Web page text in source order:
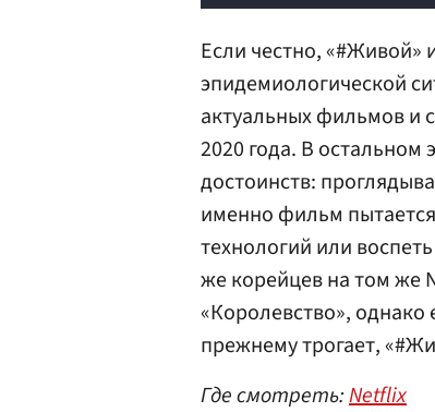
Если честно, «#Живой»
эпидемиологической
актуальных фильмов и
2020 года. В остальном
достоинств:
именно фильм
технологий или
же корейцев на том же
«Королевство»,
прежнему трогает,
Где смотреть:Netflix